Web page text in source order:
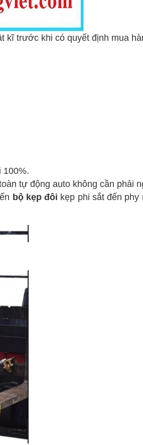
kĩ trước khi có quyết định mua
100%.
tự động auto không cần phải
bộ kẹp đôi kẹp phi sắt đến